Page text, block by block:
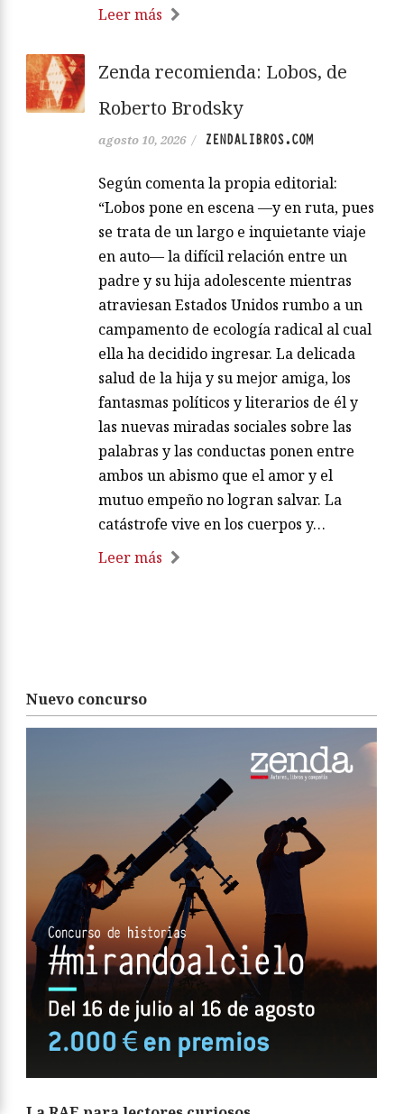
Leer más
Zenda recomienda: Lobos, de
Roberto Brodsky
agosto 10, 2026 / ZENDALIBROS.COM
Según comenta la propia editorial:
“Lobos pone en escena —y en ruta, pues
se trata de un largo e inquietante viaje
en auto— la difícil relación entre un
padre y su hija adolescente mientras
atraviesan Estados Unidos rumbo a un
campamento de ecología radical al cual
ella ha decidido ingresar. La delicada
salud de la hija y su mejor amiga, los
fantasmas políticos y literarios de él y
las nuevas miradas sociales sobre las
palabras y las conductas ponen entre
ambos un abismo que el amor y el
mutuo empeño no logran salvar. La
catástrofe vive en los cuerpos y…
Leer más
Nuevo concurso